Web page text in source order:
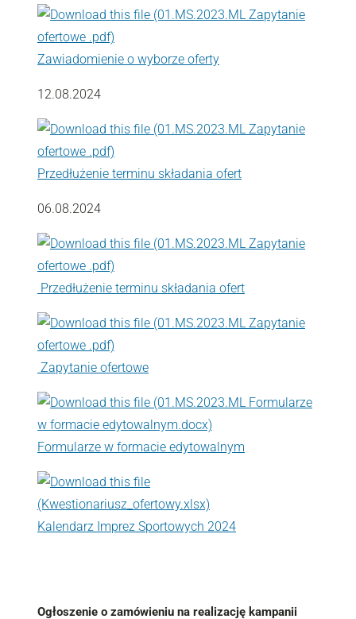
Zawiadomienie o wyborze oferty
12.08.2024
Przedłużenie terminu składania ofert
06.08.2024
Przedłużenie terminu składania ofert
Zapytanie ofertowe
Formularze w formacie edytowalnym
Kalendarz Imprez Sportowych 2024
Ogłoszenie o zamówieniu na realizację kampanii